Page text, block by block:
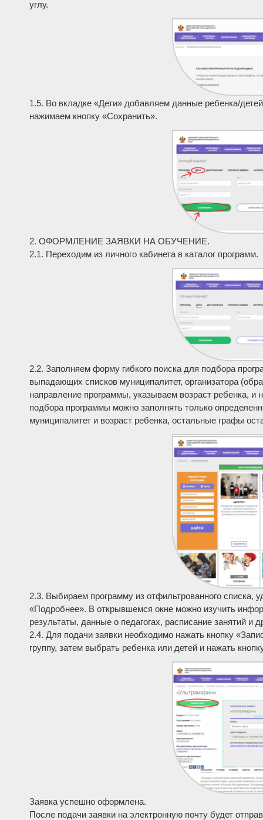
углу.
1.5. Во вкладке «Дети» добавляем данные ребенка/
нажимаем кнопку «Сохранить».
2. ОФОРМЛЕНИЕ ЗАЯВКИ НА ОБУЧЕНИЕ.
2.1. Переходим из личного кабинета в каталог программ.
2.2. Заполняем форму гибкого поиска для подбора
выпадающих списков муниципалитет, организатора
направление программы, указываем возраст ребенка,
подбора программы можно заполнять только
муниципалитет и возраст ребенка, остальные графы
2.3. Выбираем программу из отфильтрованного списка,
«Подробнее». В открывшемся окне можно изучить
результаты, данные о педагогах, расписание занятий и
2.4. Для подачи заявки необходимо нажать кнопку
группу, затем выбрать ребенка или детей и нажать
Заявка успешно оформлена.
После подачи заявки на электронную почту будет